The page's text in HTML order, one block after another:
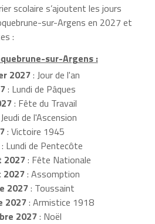
scolaire s’ajoutent les jours
sur-Argens en 2027 et
:
sur-Argens :
2027: Jour de l'an
: Lundi de Pâques
: Fête du Travail
de l'Ascension
: Victoire 1945
: Lundi de Pentecôte
2027: Fête Nationale
2027: Assomption
2027: Toussaint
2027: Armistice 1918
2027: Noël